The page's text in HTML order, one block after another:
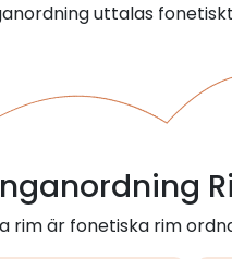
uttalas
rim är fonetiska rim